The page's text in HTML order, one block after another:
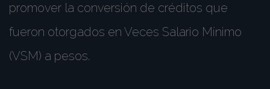
promover la conversión de créditos que
fueron otorgados en Veces Salario Mínimo
(VSM) a pesos.